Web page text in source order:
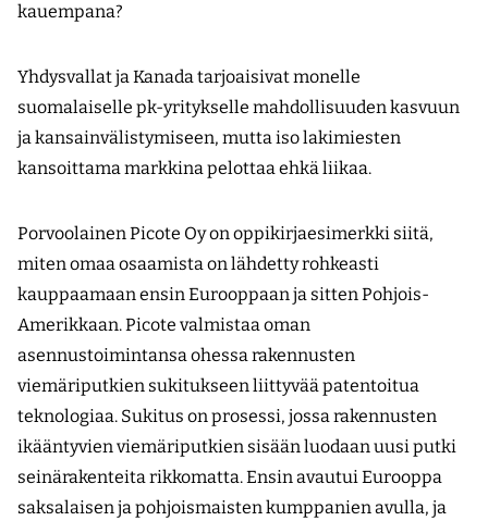
kauempana?
Yhdysvallat ja Kanada tarjoaisivat monelle
suomalaiselle pk-yritykselle mahdollisuuden kasvuun
ja kansainvälistymiseen, mutta iso lakimiesten
kansoittama markkina pelottaa ehkä liikaa.
Porvoolainen Picote Oy on oppikirjaesimerkki siitä,
miten omaa osaamista on lähdetty rohkeasti
kauppaamaan ensin Eurooppaan ja sitten Pohjois-
Amerikkaan. Picote valmistaa oman
asennustoimintansa ohessa rakennusten
viemäriputkien sukitukseen liittyvää patentoitua
teknologiaa. Sukitus on prosessi, jossa rakennusten
ikääntyvien viemäriputkien sisään luodaan uusi putki
seinärakenteita rikkomatta. Ensin avautui Eurooppa
saksalaisen ja pohjoismaisten kumppanien avulla, ja